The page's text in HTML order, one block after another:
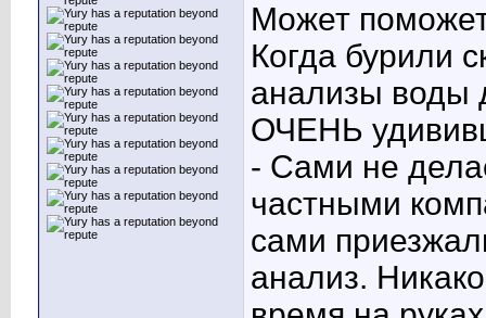
Может
Когда бурили
анализы воды
ОЧЕНЬ
- Сами не
частными
сами
анализ.